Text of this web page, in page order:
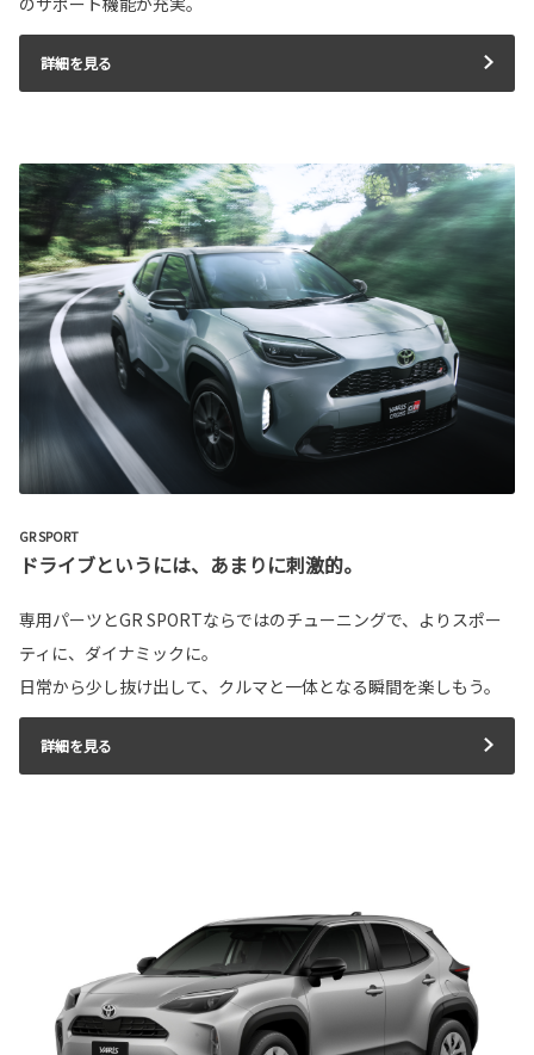
詳細を見る
GR SPORT
ドライブというには、あまりに刺激的。
専用パーツとGR SPORTならではのチューニングで、よりスポー
ティに、ダイナミックに。
日常から少し抜け出して、クルマと一体となる瞬間を楽しもう。
詳細を見る